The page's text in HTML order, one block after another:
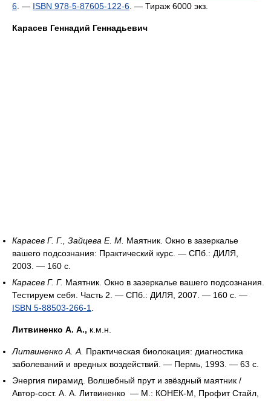
6 . — ISBN 978-5-87605-122-6 . — Тираж 6000 экз.
Карасев Геннадий Геннадьевич
Карасев Г. Г., Зайцева Е. М. Маятник. Окно в зазеркалье
вашего подсознания: Практический курс. — СПб.: ДИЛЯ,
2003. — 160 с.
Карасев Г. Г. Маятник. Окно в зазеркалье вашего подсознания.
Тестируем себя. Часть 2. — СПб.: ДИЛЯ, 2007. — 160 с. —
ISBN 5-88503-266-1
Литвиненко А. А., к.м.н.
Литвиненко А. А. Практическая биолокация: диагностика
заболеваний и вредных воздействий. — Пермь, 1993. — 63 с.
Энергия пирамид. Волшебный прут и звёздный маятник /
Автор-сост. А. А. Литвиненко — М.: КОНЕК-М, Профит Стайл,